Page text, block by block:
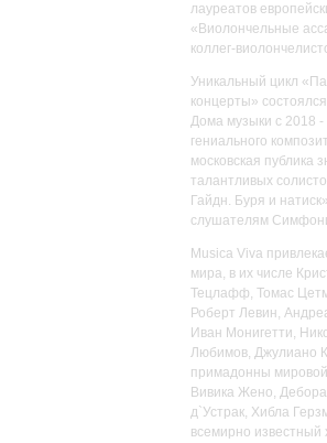
лауреатов
«Виолончельные
коллег-
Уникальный цикл
концерты»
Дома музыки с 2018 -
гениального
московская публика
талантливых
Гайдн. Буря и
слушателям
Musica Viva
мира, в их числе
Тецлафф, Томас
Роберт Левин,
Иван Монигетти,
Любимов, Джулиано
примадонны
Вивика Жено,
д`Устрак, Хибла
всемирно известный